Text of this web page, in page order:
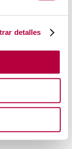
detalles